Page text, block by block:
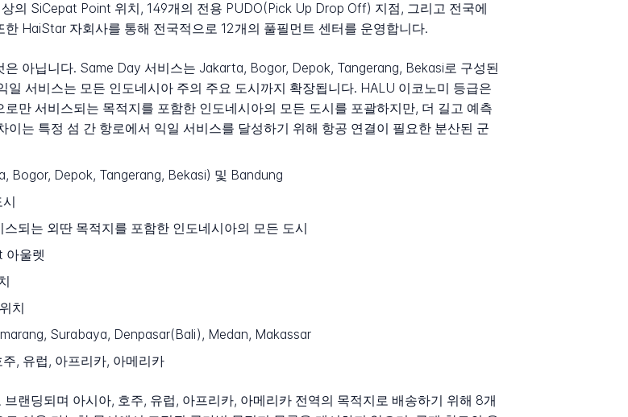
의 SiCepat Point 위치, 149개의 전용 PUDO(Pick Up Drop Off) 지점, 그리고 전국에
HaiStar 자회사를 통해 전국적으로 12개의 풀필먼트 센터를 운영합니다.
아닙니다. Same Day 서비스는 Jakarta, Bogor, Depok, Tangerang, Bekasi로 구성된
서비스는 모든 인도네시아 주의 주요 도시까지 확장됩니다. HALU 이코노미 등급은
만 서비스되는 목적지를 포함한 인도네시아의 모든 도시를 포괄하지만, 더 길고 예측
는 특정 섬 간 항로에서 익일 서비스를 달성하기 위해 항공 연결이 필요한 분산된 군
Bogor, Depok, Tangerang, Bekasi) 및 Bandung
되는 외딴 목적지를 포함한 인도네시아의 모든 도시
아울렛
치
Surabaya, Denpasar(Bali), Medan, Makassar
, 유럽, 아프리카, 아메리카
랜딩되며 아시아, 호주, 유럽, 아프리카, 아메리카 전역의 목적지로 배송하기 위해 8개